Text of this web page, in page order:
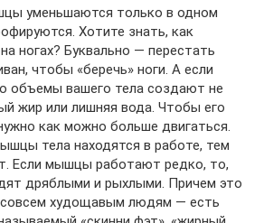
уменьшаются только в одном
Хотите знать, как
ногах? Буквально — перестать
чтобы «беречь» ноги. А если
объемы вашего тела создают не
жир или лишняя вода. Чтобы его
как можно больше двигаться.
тела находятся в работе, тем
Если мышцы работают редко, то,
дряблыми и рыхлыми. Причем это
худощавым людям — есть